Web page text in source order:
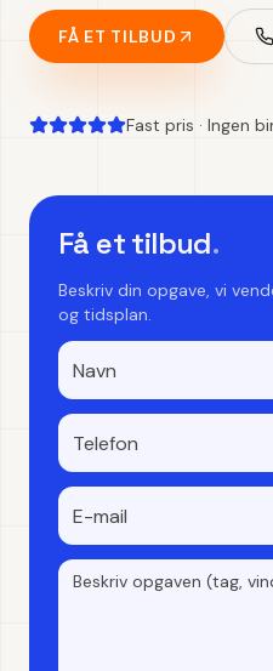
FÅ ET TILBUD
Fast pris · Ingen
Få et tilbud.
Beskriv din opgave, vi
og tidsplan.